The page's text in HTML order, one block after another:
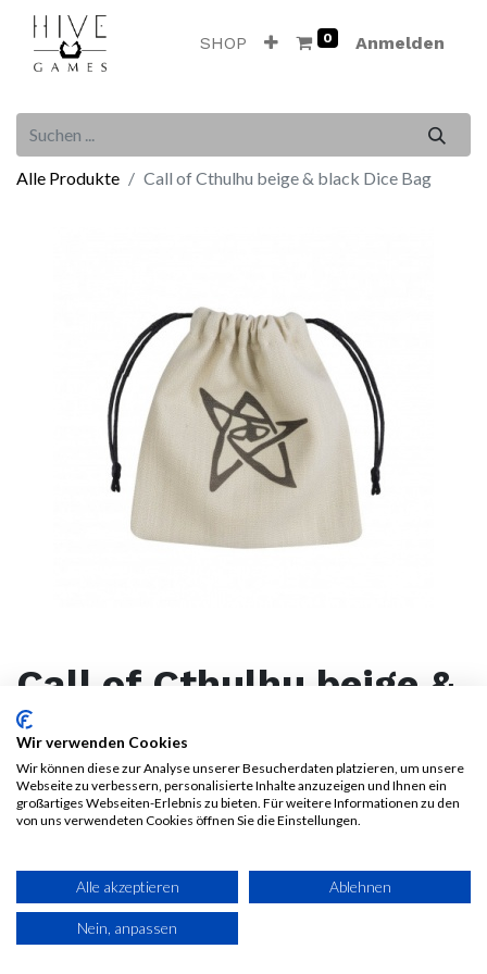
SHOP 0 Anmelden
Alle Produkte Call of Cthulhu beige & black Dice Bag
Call of Cthulhu beige &
black Dice Bag
8,50€ Alle Preise inkl. MwSt.zzgl.
Versandkosten
Wir verwenden Cookies
Wir können diese zur Analyse unserer Besucherdaten platzieren, um unsere
Webseite zu verbessern, personalisierte Inhalte anzuzeigen und Ihnen ein
großartiges Webseiten-Erlebnis zu bieten. Für weitere Informationen zu den
von uns verwendeten Cookies öffnen Sie die Einstellungen.
Alle akzeptieren Ablehnen
Nein, anpassen